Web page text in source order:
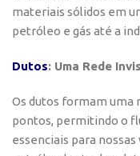
materiais sólidos em
petróleo e gás até a
Dutos: Uma Rede
Os dutos formam uma
pontos, permitindo o
essenciais para